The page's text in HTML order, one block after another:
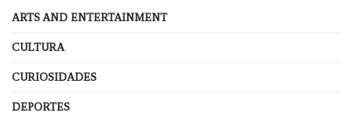
ARTS AND ENTERTAINMENT
CULTURA
CURIOSIDADES
DEPORTES